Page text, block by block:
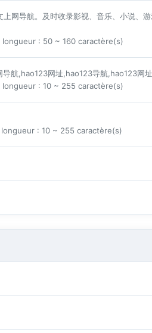
网导航。及时收录影视、音乐、小说、
: 50 ~ 160 caractère(s)
航,hao123网址,hao123导航,hao123网
: 10 ~ 255 caractère(s)
: 10 ~ 255 caractère(s)